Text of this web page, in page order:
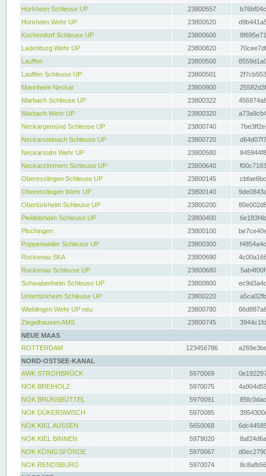
Horkheim Schleuse UP
23800557
Horkheim Wehr UP
23800520
Kochendorf Schleuse UP
23800600
Ladenburg Wehr UP
23800820
Lauffen
23800500
Lauffen Schleuse UP
23800501
Mannheim Neckar
23800900
Marbach Schleuse UP
23800322
Marbach Wehr UP
23800320
Neckargemünd Schleuse UP
23800740
Neckarsteinach Schleuse UP
23800720
Neckarsulm Wehr UP
23800580
Neckarzimmern Schleuse UP
23800640
Oberesslingen Schleuse UP
23800145
Oberesslingen Wehr UP
23800140
Obertürkheim Schleuse UP
23800200
Pleidelsheim Schleuse UP
23800400
Plochingen
23800100
Poppenweiler Schleuse UP
23800300
Rockenau SKA
23800690
Rockenau Schleuse UP
23800680
Schwabenheim Schleuse UP
23800800
Untertürkheim Schleuse UP
23800220
Wieblingen Wehr UP neu
23800780
Ziegelhausen AMS
23800745
NEUE MAAS
ROTTERDAM
123456786
NORD-OSTSEE-KANAL
AWK STROHBRÜCK
5970069
NOK BREIHOLZ
5970075
NOK BRUNSBÜTTEL
5970091
NOK DÜKERSWISCH
5970085
NOK KIEL AUSSEN
5650068
NOK KIEL BINNEN
5979020
NOK KÖNIGSFÖRDE
5970067
NOK RENDSBURG
5970074